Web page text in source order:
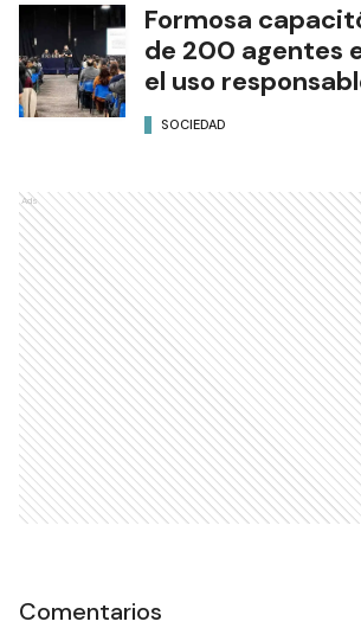
Formosa
de 200 agentes
el uso
SOCIEDAD
Ads
Comentarios